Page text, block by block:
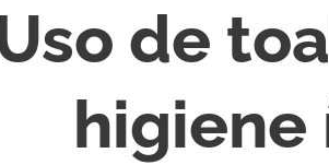
de
higiene